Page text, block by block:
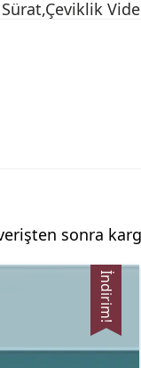
Sürat,Çeviklik
sonra
İndirim!